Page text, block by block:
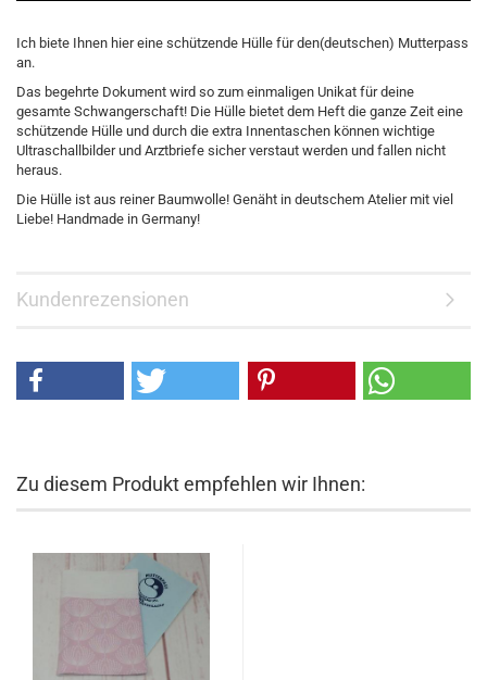
Ich biete Ihnen hier eine schützende Hülle für den(deutschen) Mutterpass
an.
Das begehrte Dokument wird so zum einmaligen Unikat für deine
gesamte Schwangerschaft! Die Hülle bietet dem Heft die ganze Zeit eine
schützende Hülle und durch die extra Innentaschen können wichtige
Ultraschallbilder und Arztbriefe sicher verstaut werden und fallen nicht
heraus.
Die Hülle ist aus reiner Baumwolle! Genäht in deutschem Atelier mit viel
Liebe! Handmade in Germany!
Kundenrezensionen
Zu diesem Produkt empfehlen wir Ihnen: